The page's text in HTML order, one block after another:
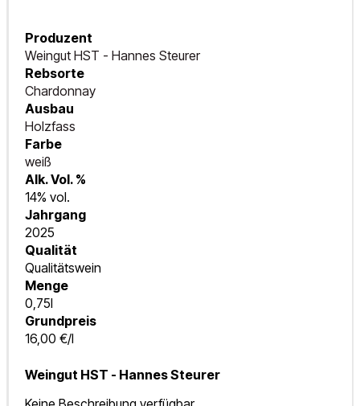
Produzent
Weingut HST - Hannes Steurer
Rebsorte
Chardonnay
Ausbau
Holzfass
Farbe
weiß
Alk. Vol. %
14% vol.
Jahrgang
2025
Qualität
Qualitätswein
Menge
0,75l
Grundpreis
16,00 €/l
Weingut HST - Hannes Steurer